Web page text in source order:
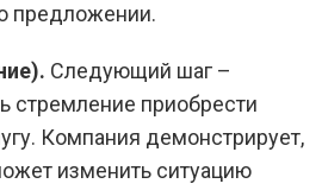
предложении.
Следующий шаг –
стремление приобрести
Компания демонстрирует,
изменить ситуацию